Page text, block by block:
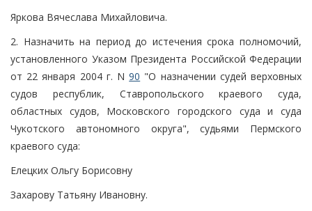
Яркова Вячеслава Михайловича.
2. Назначить на период до истечения срока полномочий,
установленного Указом Президента Российской Федерации
от 22 января 2004 г. N90 "О назначении судей верховных
судов республик, Ставропольского краевого суда,
областных судов, Московского городского суда и суда
Чукотского автономного округа", судьями Пермского
краевого суда:
Елецких Ольгу Борисовну
Захарову Татьяну Ивановну.